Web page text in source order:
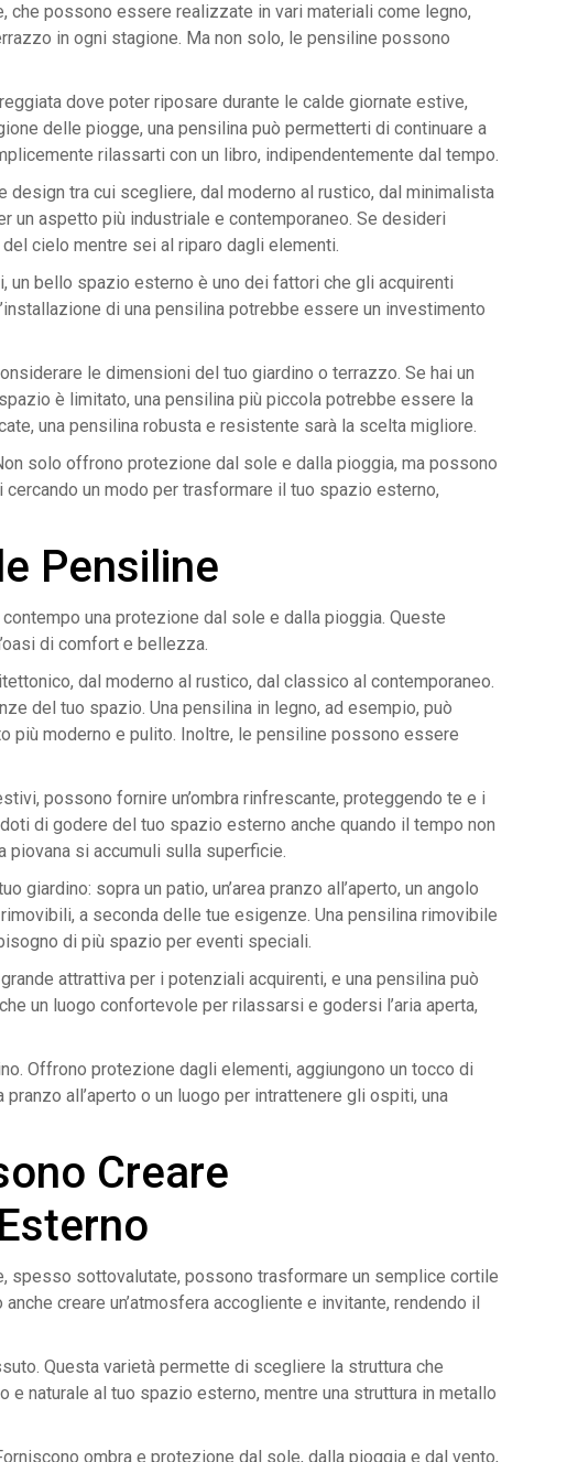
possono essere realizzate in vari materiali come legno,
in ogni stagione. Ma non solo, le pensiline possono
dove poter riposare durante le calde giornate estive,
delle piogge, una pensilina può permetterti di continuare a
rilassarti con un libro, indipendentemente dal tempo.
tra cui scegliere, dal moderno al rustico, dal minimalista
un aspetto più industriale e contemporaneo. Se desideri
cielo mentre sei al riparo dagli elementi.
un bello spazio esterno è uno dei fattori che gli acquirenti
di una pensilina potrebbe essere un investimento
le dimensioni del tuo giardino o terrazzo. Se hai un
è limitato, una pensilina più piccola potrebbe essere la
una pensilina robusta e resistente sarà la scelta migliore.
solo offrono protezione dal sole e dalla pioggia, ma possono
un modo per trasformare il tuo spazio esterno,
Pensiline
una protezione dal sole e dalla pioggia. Queste
di comfort e bellezza.
dal moderno al rustico, dal classico al contemporaneo.
del tuo spazio. Una pensilina in legno, ad esempio, può
più moderno e pulito. Inoltre, le pensiline possono essere
possono fornire un’ombra rinfrescante, proteggendo te e i
di godere del tuo spazio esterno anche quando il tempo non
piovana si accumuli sulla superficie.
sopra un patio, un’area pranzo all’aperto, un angolo
a seconda delle tue esigenze. Una pensilina rimovibile
di più spazio per eventi speciali.
attrattiva per i potenziali acquirenti, e una pensilina può
un luogo confortevole per rilassarsi e godersi l’aria aperta,
Offrono protezione dagli elementi, aggiungono un tocco di
all’aperto o un luogo per intrattenere gli ospiti, una
Creare
spesso sottovalutate, possono trasformare un semplice cortile
creare un’atmosfera accogliente e invitante, rendendo il
Questa varietà permette di scegliere la struttura che
naturale al tuo spazio esterno, mentre una struttura in metallo
ombra e protezione dal sole, dalla pioggia e dal vento,